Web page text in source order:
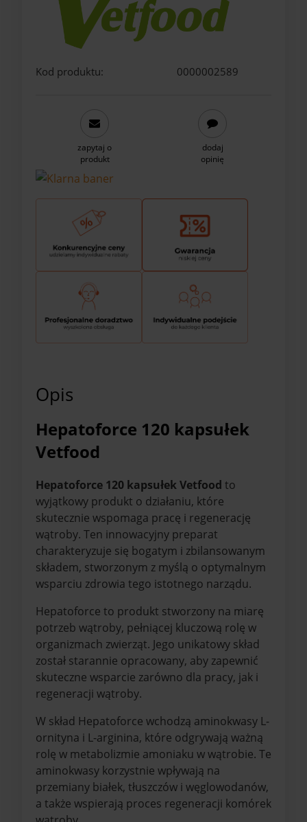
Kod produktu: 0000002589
zapytaj o
produkt
dodaj
opinię
Opis
Hepatoforce 120 kapsułek
Vetfood
Hepatoforce 120 kapsułek Vetfood to
wyjątkowy produkt o działaniu, które
skutecznie wspomaga pracę i regenerację
wątroby. Ten innowacyjny preparat
charakteryzuje się bogatym i zbilansowanym
składem, stworzonym z myślą o optymalnym
wsparciu zdrowia tego istotnego narządu.
Hepatoforce to produkt stworzony na miarę
potrzeb wątroby, pełniącej kluczową rolę w
organizmach zwierząt. Jego unikatowy skład
został starannie opracowany, aby zapewnić
skuteczne wsparcie zarówno dla pracy, jak i
regeneracji wątroby.
W skład Hepatoforce wchodzą aminokwasy L-
ornityna i L-arginina, które odgrywają ważną
rolę w metabolizmie amoniaku w wątrobie. Te
aminokwasy korzystnie wpływają na
przemiany białek, tłuszczów i węglowodanów,
a także wspierają proces regeneracji komórek